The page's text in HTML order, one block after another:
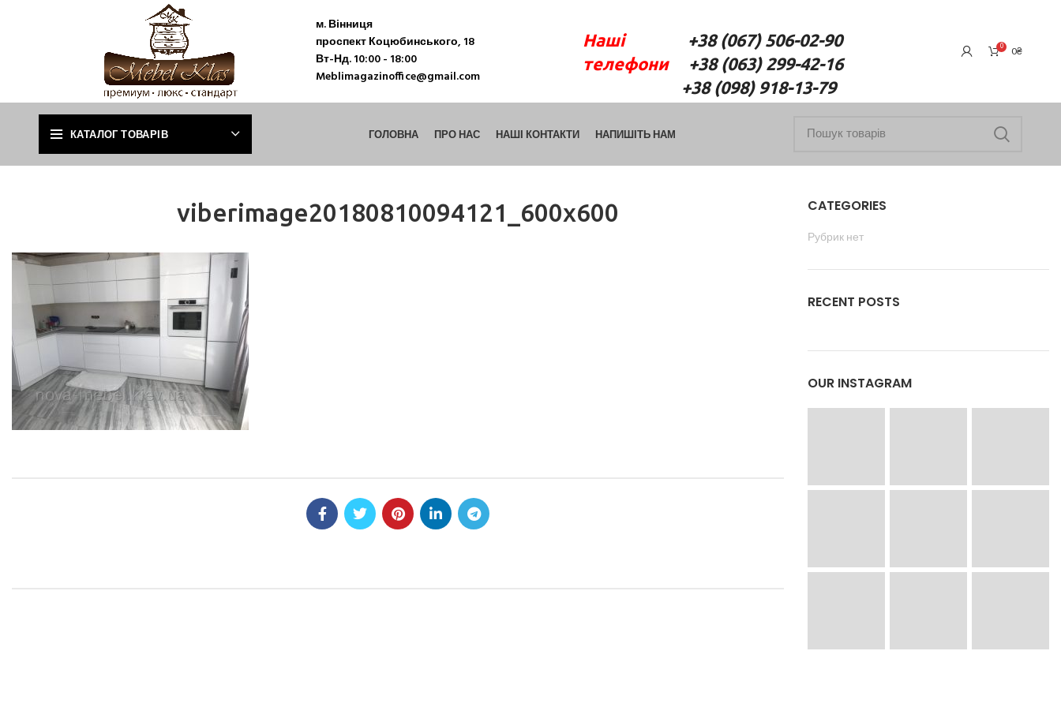
м. Вінниця
проспект Коцюбинського, 18
Вт-Нд. 10:00 - 18:00
Meblimagazinoffice@gmail.com
Наші+38 (067) 506-02-90
телефони+38 (063) 299-42-16
+38 (098) 918-13-79
0 0₴
КАТАЛОГ ТОВАРІВ ГОЛОВНА ПРО НАС НАШІ КОНТАКТИ НАПИШІТЬ НАМ
viberimage20180810094121_600x600
CATEGORIES
Рубрик нет
RECENT POSTS
OUR INSTAGRAM